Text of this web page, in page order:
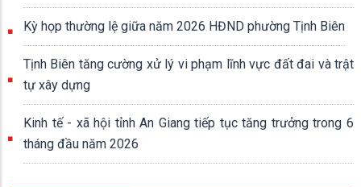
Kỳ họp thường lệ giữa năm 2026 HĐND phường Tịnh Biên
Tịnh Biên tăng cường xử lý vi phạm lĩnh vực đất đai và trật
tự xây dựng
Kinh tế - xã hội tỉnh An Giang tiếp tục tăng trưởng trong 6
tháng đầu năm 2026